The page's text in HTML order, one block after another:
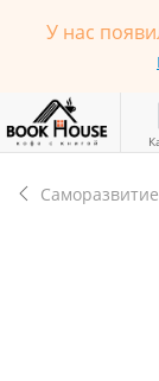
У нас
Саморазвитие